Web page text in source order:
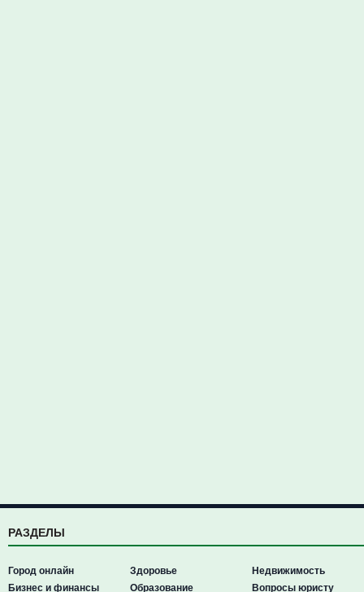
РАЗДЕЛЫ
Город онлайн
Бизнес и финансы
Здоровье
Образование
Недвижимость
Вопросы юристу